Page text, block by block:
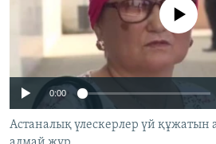
ЖАЗЫЛЫҢЫЗ
Басқа тілдерде
No media source
0:00
Астаналық үлескерлер үй құжатын